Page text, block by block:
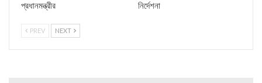
প্রধানমন্ত্রীর
নির্দেশনা
PREV NEXT